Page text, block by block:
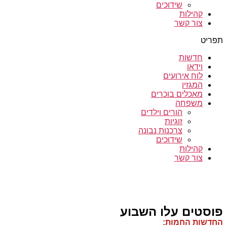
שידוכים
קהילות
צור קשר
תפריט
חדשות
וידאו
לוח אירועים
המגזין
מאכלים בוכרים
משפחה
הורים וילדים
זוגיות
צרכנות נבונה
שידוכים
קהילות
צור קשר
פוסטים עלו השבוע
החדשות החמות: